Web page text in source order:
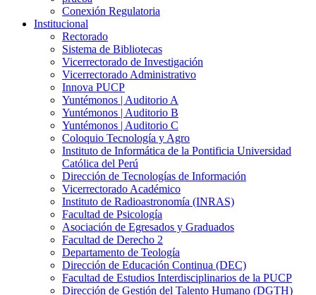
Conexión Regulatoria
Institucional
Rectorado
Sistema de Bibliotecas
Vicerrectorado de Investigación
Vicerrectorado Administrativo
Innova PUCP
Yuntémonos | Auditorio A
Yuntémonos | Auditorio B
Yuntémonos | Auditorio C
Coloquio Tecnología y Agro
Instituto de Informática de la Pontificia Universidad
Católica del Perú
Dirección de Tecnologías de Información
Vicerrectorado Académico
Instituto de Radioastronomía (INRAS)
Facultad de Psicología
Asociación de Egresados y Graduados
Facultad de Derecho 2
Departamento de Teología
Dirección de Educación Continua (DEC)
Facultad de Estudios Interdisciplinarios de la PUCP
Dirección de Gestión del Talento Humano (DGTH)